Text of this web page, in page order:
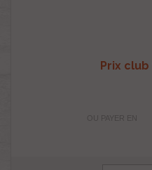
Prix club
OU PAYER EN